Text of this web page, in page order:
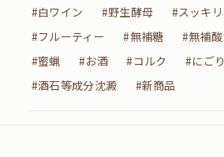
#白ワイン #野生酵母
#スッキリ
#フルーティー
#無補糖 #無補酸
#蜜蝋
#お酒 #コルク
#にごり
#酒石等成分沈澱
#新商品